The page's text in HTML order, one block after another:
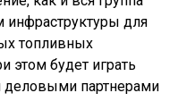
инфраструктуры для
топливных
этом будет играть
деловыми партнерами